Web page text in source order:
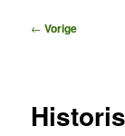
Bericht
← Vorige